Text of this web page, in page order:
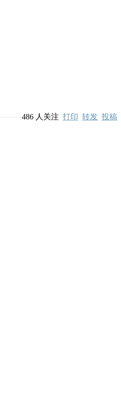
486人关注 打印 转发 投稿